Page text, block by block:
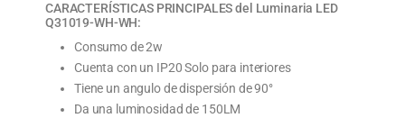
CARACTERÍSTICAS PRINCIPALES del Luminaria LED
Q31019-WH-WH:
Consumo de 2w
Cuenta con un IP20 Solo para interiores
Tiene un angulo de dispersión de 90°
Da una luminosidad de 150LM